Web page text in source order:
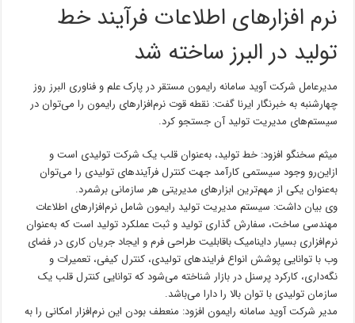
نرم افزارهای اطلاعات فرآیند خط
تولید در البرز ساخته شد
مدیرعامل شرکت آوید سامانه رایمون مستقر در پارک علم و فناوری البرز روز
چهارشنبه به خبرنگار ایرنا گفت: نقطه قوت نرم‌افزارهای رایمون را می‌توان در
سیستم‌های مدیریت تولید آن جستجو کرد.
میثم سخنگو افزود: خط تولید، به‌عنوان قلب یک شرکت تولیدی است و
ازاین‌رو وجود سیستمی کارآمد جهت کنترل فرآیندهای تولیدی را می‌توان
به‌عنوان یکی از مهم‌ترین ابزارهای مدیریتی هر سازمانی برشمرد.
وی بیان داشت: سیستم مدیریت تولید رایمون شامل نرم‌افزارهای اطلاعات
مهندسی ساخت، سفارش گذاری تولید و ثبت عملکرد تولید است که به‌عنوان
نرم‌افزاری بسیار داینامیک باقابلیت طراحی فرم و ایجاد جریان کاری در فضای
وب با توانایی پوشش انواع فرایندهای تولیدی، کنترل کیفی، تعمیرات و
نگه‌داری، کارکرد پرسنل در بازار شناخته می‌شود که توانایی کنترل قلب یک
سازمان تولیدی با توان بالا را دارا می‌باشد.
مدیر شرکت آوید سامانه رایمون افزود: منعطف بودن این نرم‌افزار امکانی را به